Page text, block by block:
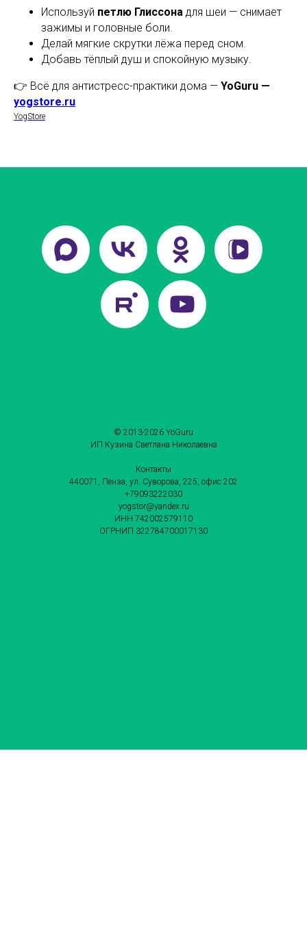
Используй петлю Глиссона для шеи — снимает
зажимы и головные боли.
Делай мягкие скрутки лёжа перед сном.
Добавь тёплый душ и спокойную музыку.
👉 Всё для антистресс-практики дома — YoGuru —
yogstore.ru
YogStore
© 2013-2026 YoGuru
ИП Кузина Светлана Николаевна
Контакты
440071, Пенза, ул. Суворова, 225, офис 202
+79093222030
yogstor@yandex.ru
ИНН 742002579110
ОГРНИП 322784700017130